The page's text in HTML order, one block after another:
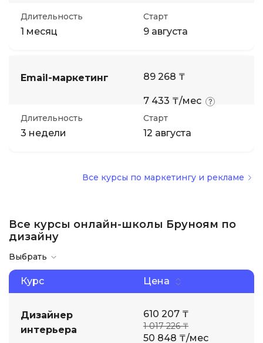
Длительность
1 месяц
Старт
9 августа
Еmail-маркетинг 89 268 ₸
7 433 ₸/мес
Длительность
3 недели
Старт
12 августа
Все курсы по маркетингу и рекламе
Все курсы онлайн-школы Бруноям по
дизайну
Выбрать
Курс Цена
Дизайнер
интерьера
610 207 ₸
1 017 226 ₸
50 848 ₸/мес